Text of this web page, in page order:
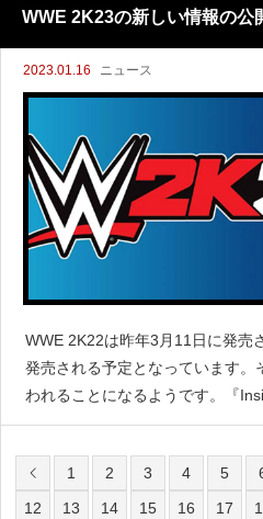
伝えられました。そして今週の
WWE 2K23の新しい情報の公
2023.01.16 ニュース
WWE 2K22は昨年3月11日に発売
発売される予定となっています。
われることになるようです。『
キサス州サンアントニオで開催さ
1
2 3 4 5
12
13 14 15 16 17